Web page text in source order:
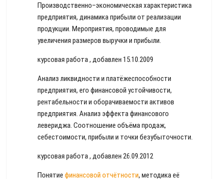
Производственно–экономическая характеристика
предприятия, динамика прибыли от реализации
продукции. Мероприятия, проводимые для
увеличения размеров выручки и прибыли.
курсовая работа , добавлен 15.10.2009
Анализ ликвидности и платёжеспособности
предприятия, его финансовой устойчивости,
рентабельности и оборачиваемости активов
предприятия. Анализ эффекта финансового
левериджа. Соотношение объёма продаж,
себестоимости, прибыли и точки безубыточности.
курсовая работа , добавлен 26.09.2012
Понятие финансовой отчётности, методика её